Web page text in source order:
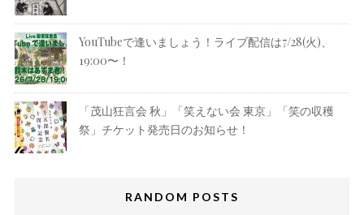
YouTubeで逢いましょう！ライブ配信は7/28(火)、
19:00〜！
「茂山狂言会 秋」「笑えない会 東京」「笑の収穫
祭」チケット発売日のお知らせ！
RANDOM POSTS